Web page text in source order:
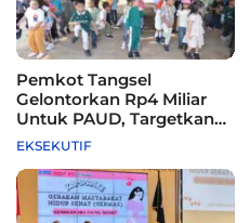
Pemkot Tangsel
Gelontorkan Rp4 Miliar
Untuk PAUD, Targetkan
115 Sekolah
EKSEKUTIF